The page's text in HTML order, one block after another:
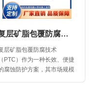
合石油化工、燃气、港口等行
业的采购及工程负责人阅读。
复层矿脂包覆防腐技术（PTC）
层矿脂包覆防腐技术
（PTC）作为一种长效、便捷
腐蚀防护方案，其市场规模